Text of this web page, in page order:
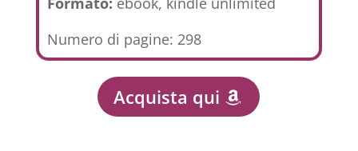
Numero di pagine: 298
Acquista qui